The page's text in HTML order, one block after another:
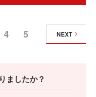
4 5 NEXT
ましたか？